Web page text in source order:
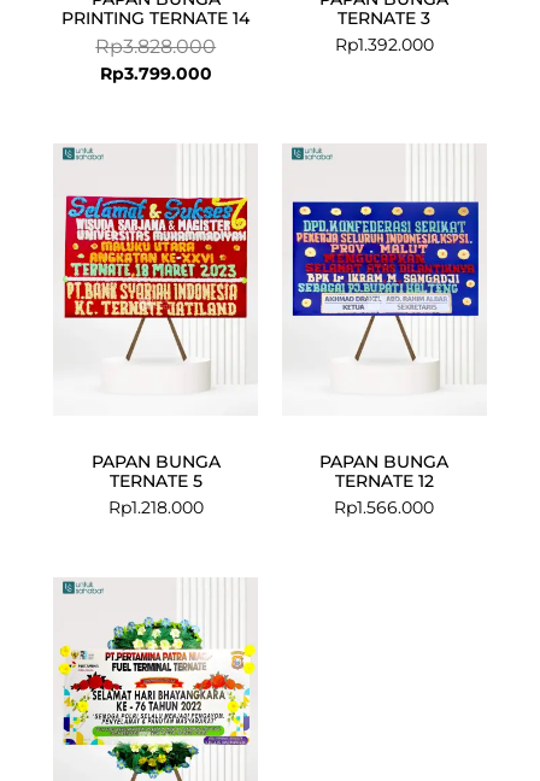
PRINTING TERNATE 14
Rp3.828.000
Rp3.799.000
TERNATE 3
Rp1.392.000
PAPAN BUNGA
TERNATE 5
Rp1.218.000
PAPAN BUNGA
TERNATE 12
Rp1.566.000